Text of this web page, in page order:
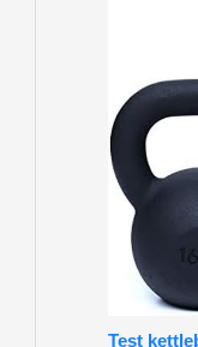
Test